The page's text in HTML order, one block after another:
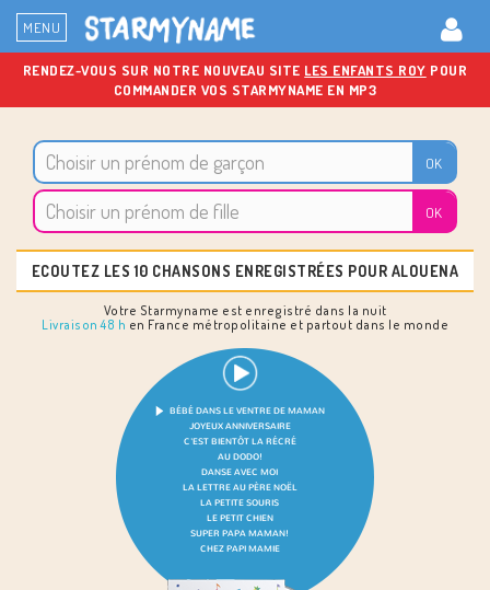
MENU
RENDEZ-VOUS SUR NOTRE NOUVEAU SITE LES ENFANTS ROY POUR
COMMANDER VOS STARMYNAME EN MP3
ECOUTEZ LES 10 CHANSONS ENREGISTRÉES POUR ALOUENA
Votre Starmyname est enregistré dans la nuit
Livraison 48 h en France métropolitaine et partout dans le monde